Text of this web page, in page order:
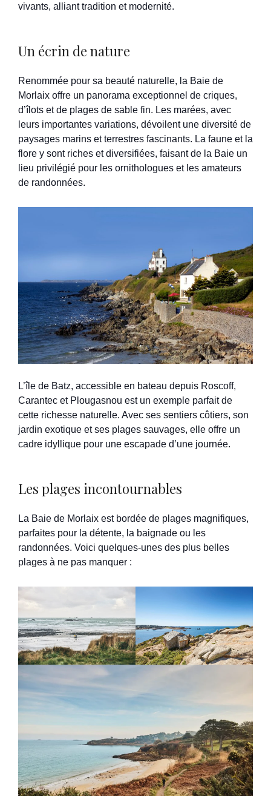
vivants, alliant tradition et modernité.
Un écrin de nature
Renommée pour sa beauté naturelle, la Baie de
Morlaix offre un panorama exceptionnel de criques,
d’îlots et de plages de sable fin. Les marées, avec
leurs importantes variations, dévoilent une diversité de
paysages marins et terrestres fascinants. La faune et la
flore y sont riches et diversifiées, faisant de la Baie un
lieu privilégié pour les ornithologues et les amateurs
de randonnées.
L’île de Batz, accessible en bateau depuis Roscoff,
Carantec et Plougasnou est un exemple parfait de
cette richesse naturelle. Avec ses sentiers côtiers, son
jardin exotique et ses plages sauvages, elle offre un
cadre idyllique pour une escapade d’une journée.
Les plages incontournables
La Baie de Morlaix est bordée de plages magnifiques,
parfaites pour la détente, la baignade ou les
randonnées. Voici quelques-unes des plus belles
plages à ne pas manquer :